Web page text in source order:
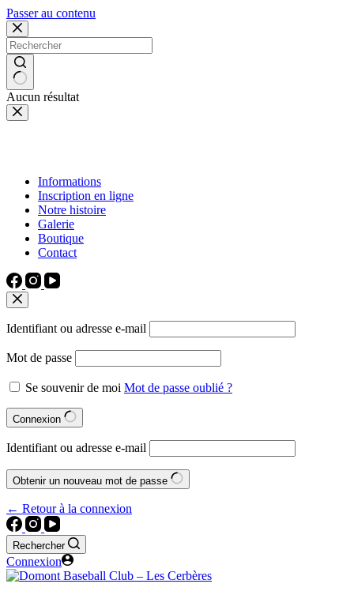
Passer au contenu
Aucun résultat
Informations
Inscription en ligne
Notre histoire
Galerie
Boutique
Contact
Identifiant ou adresse e-mail
Mot de passe
Se souvenir de moi Mot de passe oublié ?
Connexion
Identifiant ou adresse e-mail
Obtenir un nouveau mot de passe
← Retour à la connexion
Rechercher
Connexion